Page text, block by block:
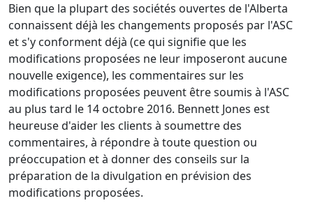
Bien que la plupart des sociétés ouvertes de l'Alberta
connaissent déjà les changements proposés par l'ASC
et s'y conforment déjà (ce qui signifie que les
modifications proposées ne leur imposeront aucune
nouvelle exigence), les commentaires sur les
modifications proposées peuvent être soumis à l'ASC
au plus tard le 14 octobre 2016. Bennett Jones est
heureuse d'aider les clients à soumettre des
commentaires, à répondre à toute question ou
préoccupation et à donner des conseils sur la
préparation de la divulgation en prévision des
modifications proposées.